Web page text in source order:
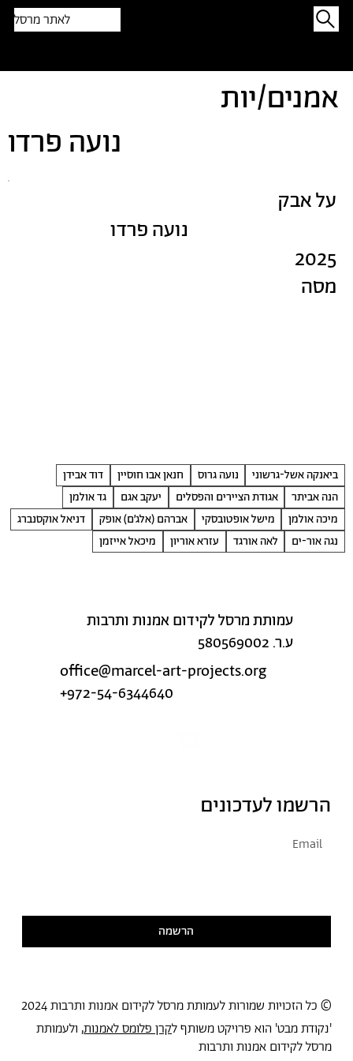
לאתר מרסל
מסה
על אבק
נועה פרדו
2025
ביאנקה אשל-גרשוני נועה גרוס חנאן אבו חוסיין
דוד אבידן
הנה אביתר
אגודת הציירים והפסלים יעקב אגם
גד אולמן
מיכה אולמן
מישל אופטובסקי אברהם (אלג׳ם) אופק
דניאל אוקסנברג
נגה אור-ים
לאה אורגד עזרא אוריון מיכאל אייזמן
נועה פרדו
אמנים/יות
עמותת מרסל לקידום אמנות ותרבות
ע.ר. 580569002
office@marcel-art-projects.org
+972-54-6344640
הרשמו לעדכונים
הרשמה
© כל הזכויות שמורות לעמותת מרסל לקידום אמנות ותרבות 2024
'נקודת מבט' הוא פרויקט משותף לקרן פלומס לאמנות, ולעמותת
מרסל לקידום אמנות ותרבות